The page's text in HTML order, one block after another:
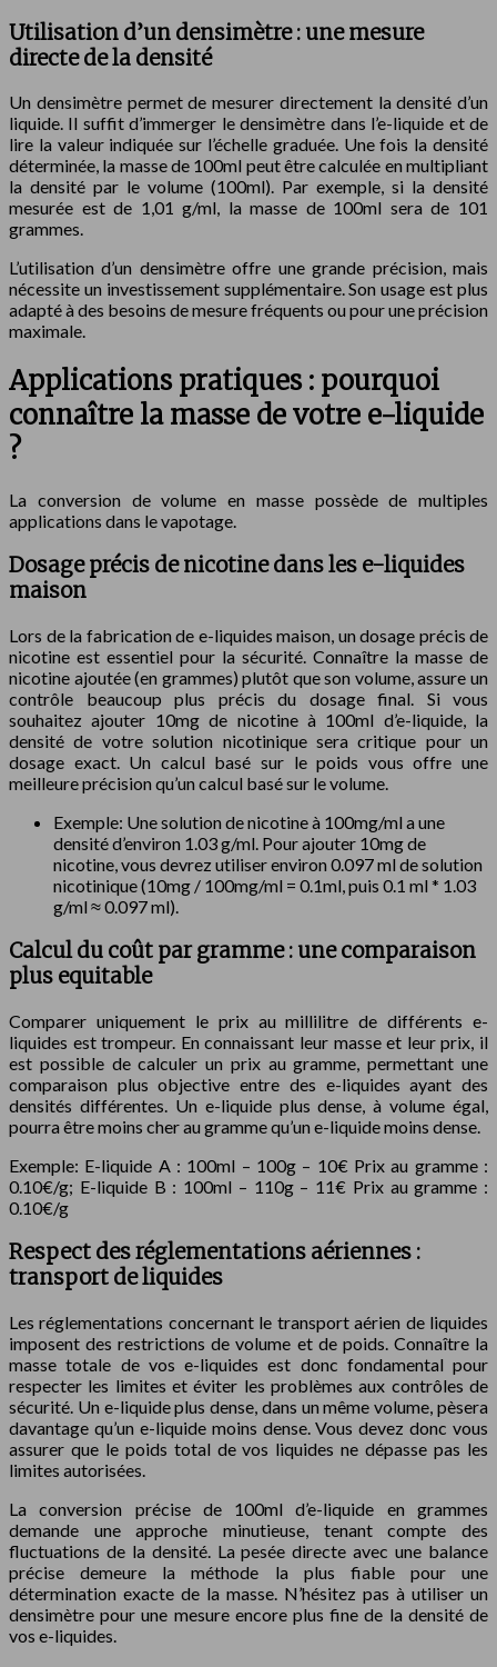
Utilisation d’un densimètre : une mesure
directe de la densité
Un densimètre permet de mesurer directement la densité d’un
liquide. Il suffit d’immerger le densimètre dans l’e-liquide et de
lire la valeur indiquée sur l’échelle graduée. Une fois la densité
déterminée, la masse de 100ml peut être calculée en multipliant
la densité par le volume (100ml). Par exemple, si la densité
mesurée est de 1,01 g/ml, la masse de 100ml sera de 101
grammes.
L’utilisation d’un densimètre offre une grande précision, mais
nécessite un investissement supplémentaire. Son usage est plus
adapté à des besoins de mesure fréquents ou pour une précision
maximale.
Applications pratiques : pourquoi
connaître la masse de votre e-liquide
?
La conversion de volume en masse possède de multiples
applications dans le vapotage.
Dosage précis de nicotine dans les e-liquides
maison
Lors de la fabrication de e-liquides maison, un dosage précis de
nicotine est essentiel pour la sécurité. Connaître la masse de
nicotine ajoutée (en grammes) plutôt que son volume, assure un
contrôle beaucoup plus précis du dosage final. Si vous
souhaitez ajouter 10mg de nicotine à 100ml d’e-liquide, la
densité de votre solution nicotinique sera critique pour un
dosage exact. Un calcul basé sur le poids vous offre une
meilleure précision qu’un calcul basé sur le volume.
Exemple: Une solution de nicotine à 100mg/ml a une
densité d’environ 1.03 g/ml. Pour ajouter 10mg de
nicotine, vous devrez utiliser environ 0.097 ml de solution
nicotinique (10mg / 100mg/ml = 0.1ml, puis 0.1 ml * 1.03
g/ml ≈ 0.097 ml).
Calcul du coût par gramme : une comparaison
plus equitable
Comparer uniquement le prix au millilitre de différents e-
liquides est trompeur. En connaissant leur masse et leur prix, il
est possible de calculer un prix au gramme, permettant une
comparaison plus objective entre des e-liquides ayant des
densités différentes. Un e-liquide plus dense, à volume égal,
pourra être moins cher au gramme qu’un e-liquide moins dense.
Exemple: E-liquide A : 100ml – 100g – 10€ Prix au gramme :
0.10€/g; E-liquide B : 100ml – 110g – 11€ Prix au gramme :
0.10€/g
Respect des réglementations aériennes :
transport de liquides
Les réglementations concernant le transport aérien de liquides
imposent des restrictions de volume et de poids. Connaître la
masse totale de vos e-liquides est donc fondamental pour
respecter les limites et éviter les problèmes aux contrôles de
sécurité. Un e-liquide plus dense, dans un même volume, pèsera
davantage qu’un e-liquide moins dense. Vous devez donc vous
assurer que le poids total de vos liquides ne dépasse pas les
limites autorisées.
La conversion précise de 100ml d’e-liquide en grammes
demande une approche minutieuse, tenant compte des
fluctuations de la densité. La pesée directe avec une balance
précise demeure la méthode la plus fiable pour une
détermination exacte de la masse. N’hésitez pas à utiliser un
densimètre pour une mesure encore plus fine de la densité de
vos e-liquides.